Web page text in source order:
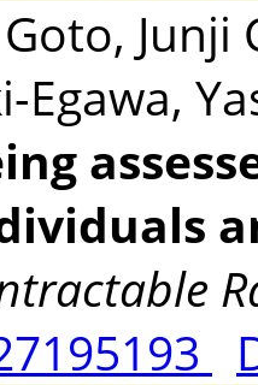
Junji
Egawa,